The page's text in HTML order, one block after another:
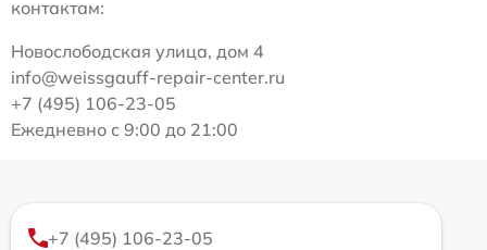
контактам:
Новослободская улица, дом 4
info@weissgauff-repair-center.ru
+7 (495) 106-23-05
Ежедневно с 9:00 до 21:00
+7 (495) 106-23-05